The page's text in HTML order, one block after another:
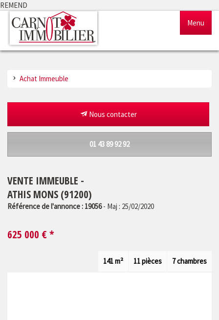
REMEND
Menu
Estimation
Achat Immeuble
Nous contacter
01 43 89 92 92
VENTE IMMEUBLE -
ATHIS MONS (91200)
Référence de l'annonce : 19056- Maj : 25/02/2020
625 000 € *
7 chambres
11 pièces
141 m²